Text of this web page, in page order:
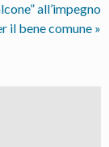
all’impegno
il bene comune »